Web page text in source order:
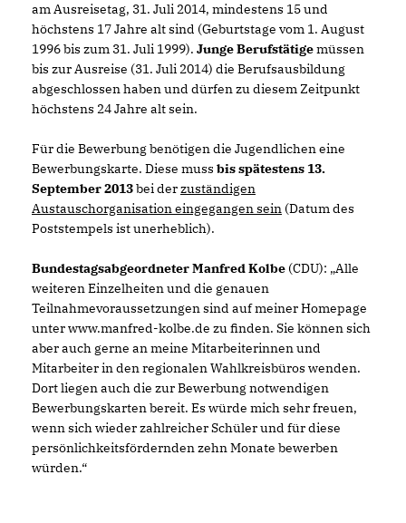
am Ausreisetag, 31. Juli 2014, mindestens 15 und
höchstens 17 Jahre alt sind (Geburtstage vom 1. August
1996 bis zum 31. Juli 1999). Junge Berufstätigemüssen
bis zur Ausreise (31. Juli 2014) die Berufsausbildung
abgeschlossen haben und dürfen zu diesem Zeitpunkt
höchstens 24 Jahre alt sein.
Für die Bewerbung benötigen die Jugendlichen eine
Bewerbungskarte. Diese muss bis spätestens 13.
September 2013bei derzuständigen
Austauschorganisation eingegangen sein (Datum des
Poststempels ist unerheblich).
Bundestagsabgeordneter Manfred Kolbe (CDU): „Alle
weiteren Einzelheiten und die genauen
Teilnahmevoraussetzungen sind auf meiner Homepage
unter www.manfred-kolbe.de zu finden. Sie können sich
aber auch gerne an meine Mitarbeiterinnen und
Mitarbeiter in den regionalen Wahlkreisbüros wenden.
Dort liegen auch die zur Bewerbung notwendigen
Bewerbungskarten bereit. Es würde mich sehr freuen,
wenn sich wieder zahlreicher Schüler und für diese
persönlichkeitsfördernden zehn Monate bewerben
würden.“